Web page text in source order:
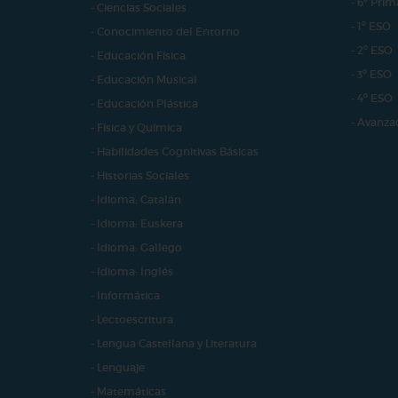
- Ciencias Sociales
- Conocimiento del Entorno
- Educación Física
- Educación Musical
- Educación Plástica
- Física y Química
- Habilidades Cognitivas Básicas
- Historias Sociales
- Idioma: Catalán
- Idioma: Euskera
- Idioma: Gallego
- Idioma: Inglés
- Informática
- Lectoescritura
- Lengua Castellana y Literatura
- Lenguaje
- Matemáticas
- 1º ESO
- 2º ESO
- 3º ESO
- 4º ESO
-